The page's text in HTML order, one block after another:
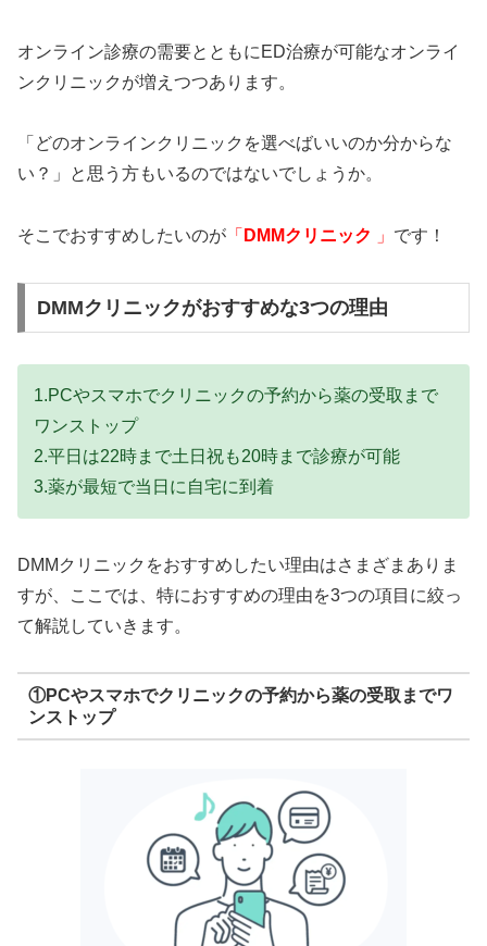
オンライン診療の需要とともにED治療が可能なオンライ
ンクリニックが増えつつあります。
「どのオンラインクリニックを選べばいいのか分からな
い？」と思う方もいるのではないでしょうか。
そこでおすすめしたいのが 「 DMMクリニック 」 です！
DMMクリニックがおすすめな3つの理由
1.PCやスマホでクリニックの予約から薬の受取まで
ワンストップ
2.平日は22時まで土日祝も20時まで診療が可能
3.薬が最短で当日に自宅に到着
DMMクリニックをおすすめしたい理由はさまざまありま
すが、ここでは、特におすすめの理由を3つの項目に絞っ
て解説していきます。
①PCやスマホでクリニックの予約から薬の受取までワ
ンストップ